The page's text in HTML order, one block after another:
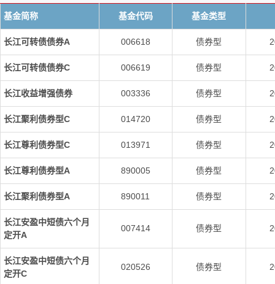
基金简称 基金代码 基金类型
长江可转债债券A 006618 债券型
长江可转债债券C 006619 债券型
长江收益增强债券 003336 债券型
长江聚利债券型C 014720 债券型
长江尊利债券型C 013971 债券型
长江尊利债券型A 890005 债券型
长江聚利债券型A 890011 债券型
长江安盈中短债六个月
定开A
007414 债券型
长江安盈中短债六个月
定开C
020526 债券型